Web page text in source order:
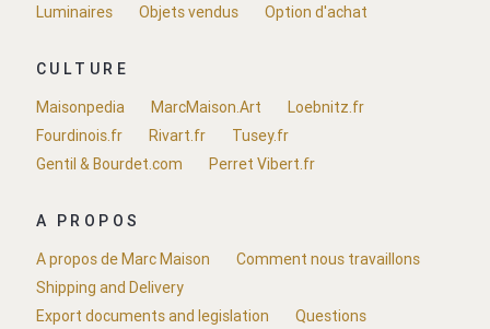
Luminaires
Objets vendus Option d'achat
CULTURE
Maisonpedia
MarcMaison.Art
Loebnitz.fr
Fourdinois.fr
Rivart.fr
Tusey.fr
Gentil & Bourdet.com
Perret Vibert.fr
A PROPOS
A propos de Marc Maison
Comment nous travaillons
Shipping and Delivery
Export documents and legislation
Questions